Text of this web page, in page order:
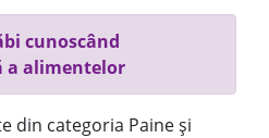
cunoscând
a alimentelor
din categoria Paine și